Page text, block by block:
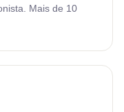
Mais de 10